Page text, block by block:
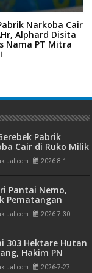
Narkoba Cair
Alphard Disita
Nama PT Mitra
Pabrik
Cair di Ruko Milik
Disita
Atas Nama PT
2026-8-1
Pantai Nemo,
Pematangan
Teluk Mata Ikan
Tidak Kantongi
2026-7-30
303 Hektare Hutan
Hakim PN
Vonis 6 Bulan
2026-7-27